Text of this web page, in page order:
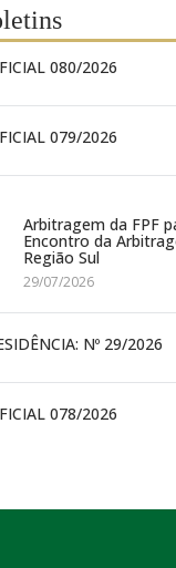
080/2026
079/2026
Arbitragem da FPF
Encontro da
Região Sul
29/07/2026
Nº 29/2026
078/2026